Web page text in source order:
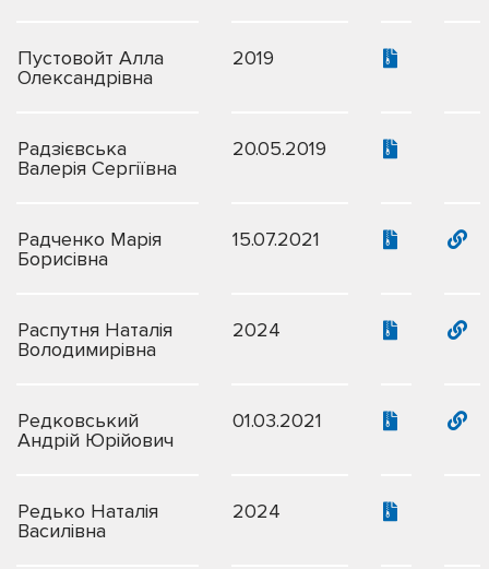
Пустовойт Алла
Олександрівна
2019
Радзієвська
Валерія Сергіївна
20.05.2019
Радченко Марія
Борисівна
15.07.2021
Распутня Наталія
Володимирівна
2024
Редковський
Андрій Юрійович
01.03.2021
Редько Наталія
Василівна
2024